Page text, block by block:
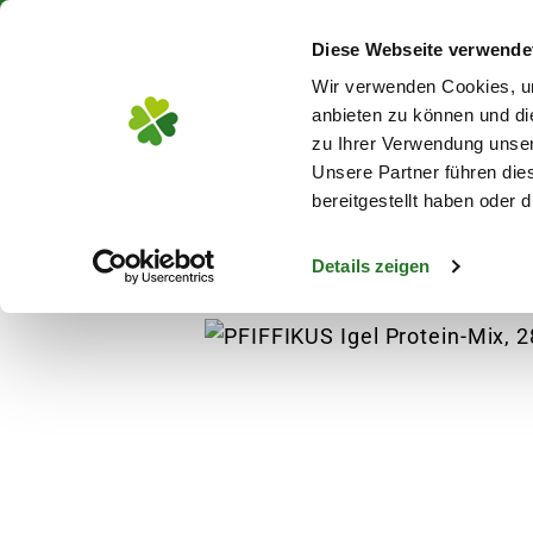
Diese Webseite
Wir verwenden Cookies,
anbieten zu können und
zu Ihrer Verwendung
Unsere Partner führen
bereitgestellt haben oder
Details zeigen
Blumen
Vogelbedarf Vogelfutter